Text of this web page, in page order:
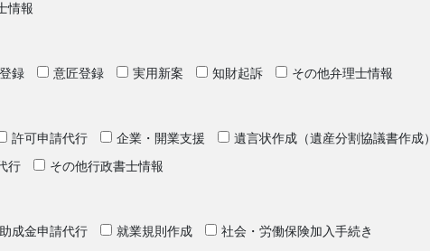
情報
録 意匠登録 実用新案 知財起訴 その他弁理士情報
許可申請代行 企業・開業支援
遺言状作成（遺産分割協議書作成）
行 その他行政書士情報
助成金申請代行 就業規則作成
社会・労働保険加入手続き